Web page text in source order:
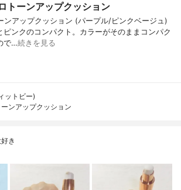
トーンアップクッション
ンアップクッション (パープル/ピンクベージュ)
ピンクのコンパクト。カラーがそのままコンパク
で…続きを見る
ットビー)
ンアップクッション
き